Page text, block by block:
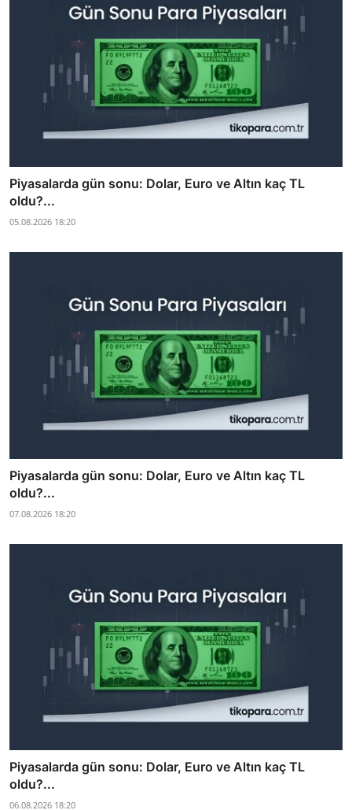
Piyasalarda gün sonu: Dolar, Euro ve Altın kaç TL
oldu?...
05.08.2026 18:20
Piyasalarda gün sonu: Dolar, Euro ve Altın kaç TL
oldu?...
07.08.2026 18:20
Piyasalarda gün sonu: Dolar, Euro ve Altın kaç TL
oldu?...
06.08.2026 18:20